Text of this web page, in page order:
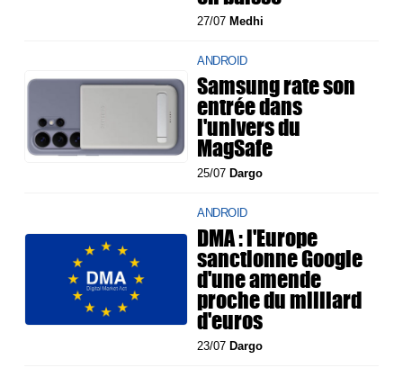
27/07 Medhi
ANDROID
Samsung rate son
entrée dans
l'univers du
MagSafe
25/07 Dargo
ANDROID
DMA : l'Europe
sanctionne Google
d'une amende
proche du milliard
d'euros
23/07 Dargo